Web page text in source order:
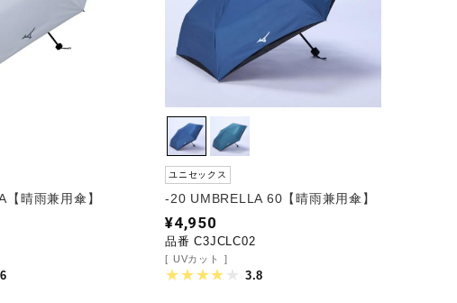
晴雨兼用傘】
ユニセックス
-20 UMBRELLA 60【晴雨兼用傘】
¥4,950
品番 C3JCLC02
UVカット
3.8